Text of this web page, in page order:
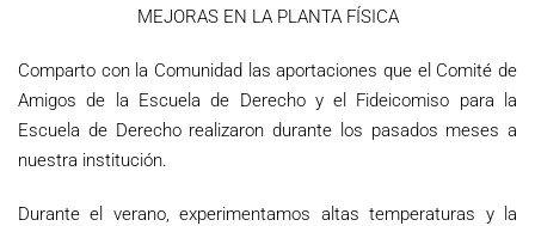
MEJORAS EN LA PLANTA FÍSICA
Comparto con la Comunidad las aportaciones que el Comité de
Amigos de la Escuela de Derecho y el Fideicomiso para la
Escuela de Derecho realizaron durante los pasados meses a
nuestra institución.
Durante el verano, experimentamos altas temperaturas y la